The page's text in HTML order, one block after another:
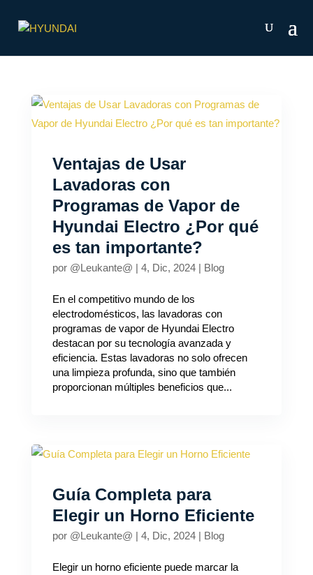
Ventajas de Usar
Lavadoras con
Programas de Vapor de
Hyundai Electro ¿Por qué
es tan importante?
por @Leukante@ | 4, Dic, 2024| Blog
En el competitivo mundo de los
electrodomésticos, las lavadoras con
programas de vapor de Hyundai Electro
destacan por su tecnología avanzada y
eficiencia. Estas lavadoras no solo ofrecen
una limpieza profunda, sino que también
proporcionan múltiples beneficios que...
Guía Completa para
Elegir un Horno Eficiente
por @Leukante@ | 4, Dic, 2024| Blog
Elegir un horno eficiente puede marcar la